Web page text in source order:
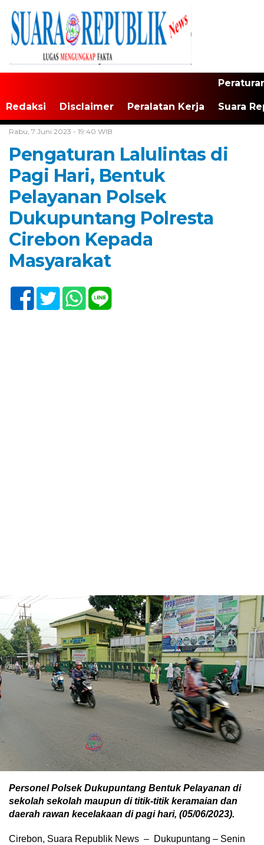
Redaksi Disclaimer Peralatan Kerja Suara
Rabu, 7 Juni 2023 - 19:40 WIB
Pengaturan Lalulintas di
Pagi Hari, Bentuk
Pelayanan Polsek
Dukupuntang Polresta
Cirebon Kepada
Masyarakat
Personel Polsek Dukupuntang Bentuk Pelayanan di
sekolah sekolah maupun di titik-titik keramaian dan
daerah rawan kecelakaan di pagi hari, (05/06/2023).
Cirebon, Suara Republik News – Dukupuntang – Senin